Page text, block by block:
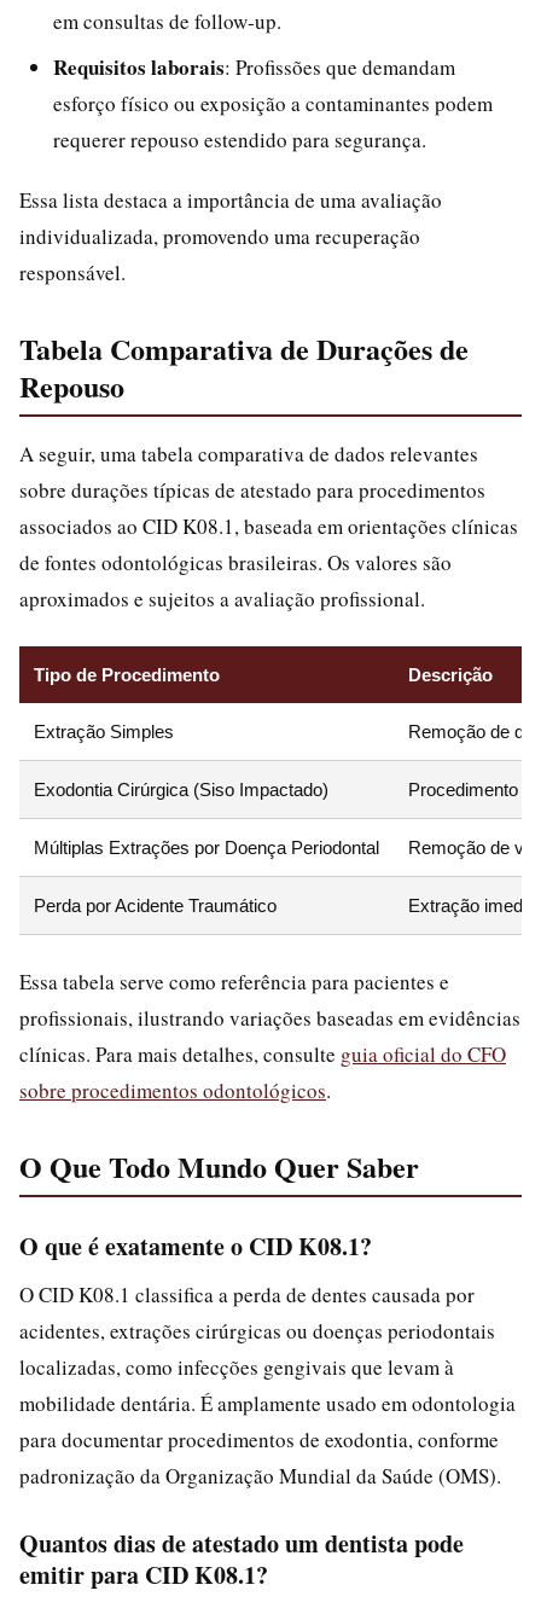
em consultas de follow-up.
Requisitos laborais: Profissões que demandam
esforço físico ou exposição a contaminantes podem
requerer repouso estendido para segurança.
Essa lista destaca a importância de uma avaliação
individualizada, promovendo uma recuperação
responsável.
Tabela Comparativa de Durações de
Repouso
A seguir, uma tabela comparativa de dados relevantes
sobre durações típicas de atestado para procedimentos
associados ao CID K08.1, baseada em orientações clínicas
de fontes odontológicas brasileiras. Os valores são
aproximados e sujeitos a avaliação profissional.
Tipo de Procedimento Descrição
Extração Simples Remoção de
Exodontia Cirúrgica (Siso Impactado) Procedimento
Múltiplas Extrações por Doença Periodontal Remoção de
Perda por Acidente Traumático Extração
Essa tabela serve como referência para pacientes e
profissionais, ilustrando variações baseadas em evidências
clínicas. Para mais detalhes, consulte guia oficial do CFO
sobre procedimentos odontológicos.
O Que Todo Mundo Quer Saber
O que é exatamente o CID K08.1?
O CID K08.1 classifica a perda de dentes causada por
acidentes, extrações cirúrgicas ou doenças periodontais
localizadas, como infecções gengivais que levam à
mobilidade dentária. É amplamente usado em odontologia
para documentar procedimentos de exodontia, conforme
padronização da Organização Mundial da Saúde (OMS).
Quantos dias de atestado um dentista pode
emitir para CID K08.1?